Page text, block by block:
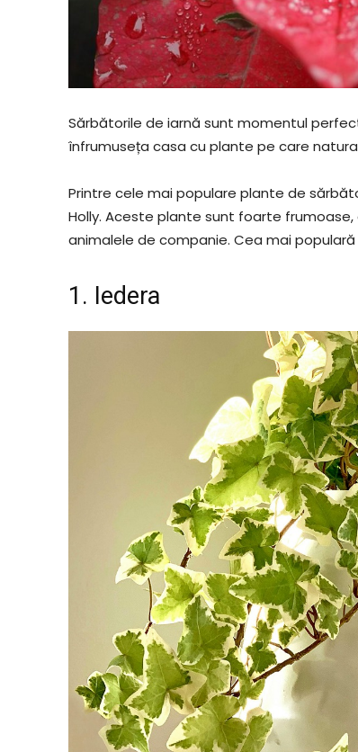
Sărbătorile de iarnă sunt momentul
înfrumuseța casa cu plante pe care
Printre cele mai populare plante de
Holly. Aceste plante sunt foarte
animalele de companie. Cea mai
1. Iedera